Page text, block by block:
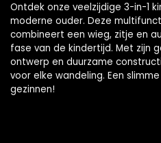
Ontdek onze veelzijdige 3-in-1
moderne ouder. Deze
combineert een wieg, zitje en
fase van de kindertijd. Met zijn
ontwerp en duurzame
voor elke wandeling. Een
gezinnen!